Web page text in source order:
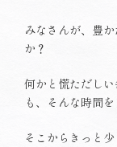
みなさんが、豊
か？
何かと慌ただし
も、そんな時間
そこからきっと